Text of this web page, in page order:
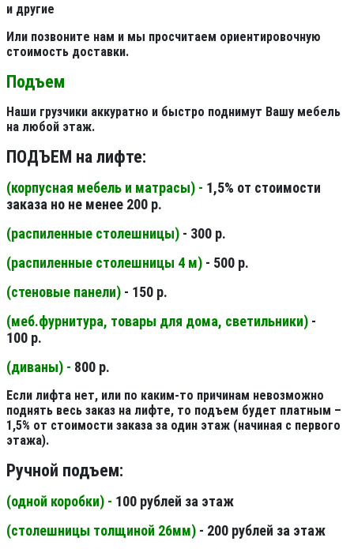
и другие
Или позвоните нам и мы просчитаем ориентировочную
стоимость доставки.
Подъем
Наши грузчики аккуратно и быстро поднимут Вашу мебель
на любой этаж.
ПОДЪЕМ на лифте:
(корпусная мебель и матрасы) - 1,5% от стоимости
заказа но не менее 200 р.
(распиленные столешницы) - 300 р.
(распиленные столешницы 4 м) - 500 р.
(стеновые панели) - 150 р.
(меб.фурнитура, товары для дома, светильники) -
100 р.
(диваны) - 800 р.
Если лифта нет, или по каким-то причинам невозможно
поднять весь заказ на лифте, то подъем будет платным –
1,5% от стоимости заказа за один этаж (начиная с первого
этажа).
Ручной подъем:
(одной коробки) - 100 рублей за этаж
(столешницы толщиной 26мм) - 200 рублей за этаж